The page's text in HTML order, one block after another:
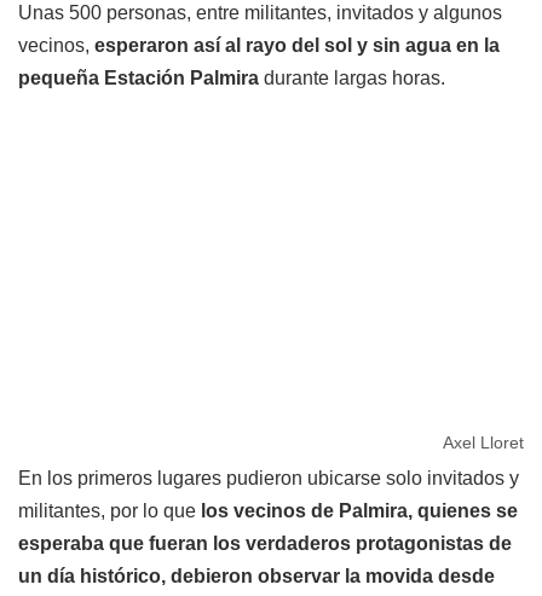
Unas 500 personas, entre militantes, invitados y algunos
vecinos, esperaron así al rayo del sol y sin agua en la
pequeña Estación Palmira durante largas horas.
Axel Lloret
En los primeros lugares pudieron ubicarse solo invitados y
militantes, por lo que los vecinos de Palmira, quienes se
esperaba que fueran los verdaderos protagonistas de
un día histórico, debieron observar la movida desde